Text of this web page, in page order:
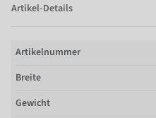
Artikel-Details
Artikelnummer
Breite
Gewicht